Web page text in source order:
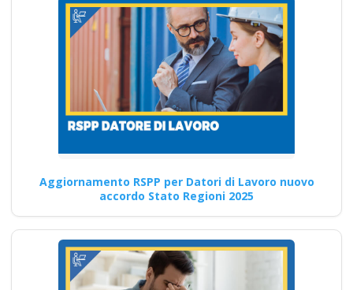
Corsi avanzati di
formazione sui rischi
alti per i lavoratori
datore
Quali sono le responsabilità
specifiche del preposto nella
Continua
Formazione
Aggiornamento RSPP per Datori di Lavoro nuovo
accordo Stato Regioni 2025